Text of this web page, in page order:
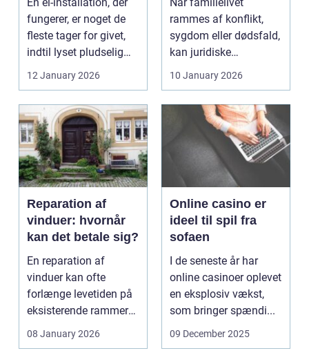
fungerer, er noget de
fleste tager for givet,
indtil lyset pludselig
12 January 2026
rammes af konflikt,
sygdom eller dødsfald,
kan juridiske
vokse si...
10 January 2026
Reparation af
vinduer: hvornår
kan det betale sig?
En reparation af
vinduer kan ofte
forlænge levetiden på
eksisterende rammer
08 January 2026
Online casino er
ideel til spil fra
sofaen
I de seneste år har
online casinoer oplevet
en eksplosiv vækst,
som bringer spændi...
09 December 2025